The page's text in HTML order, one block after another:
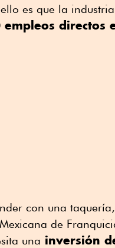
es que la
empleos directos
con una
de
una inversión